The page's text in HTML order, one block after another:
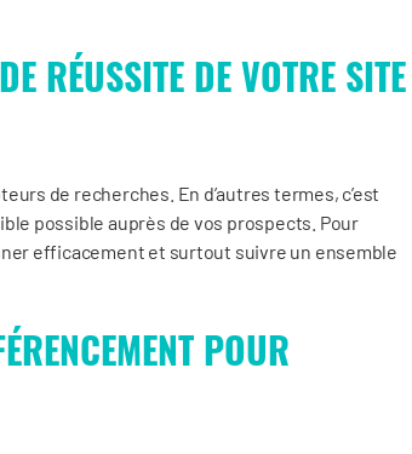
RÉUSSITE DE VOTRE SITE
de recherches. En d’autres termes, c’est
possible auprès de vos prospects. Pour
efficacement et surtout suivre un ensemble
POUR